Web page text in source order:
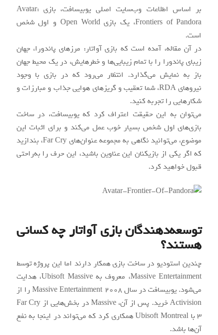
بر اساس اطلاعات وب‌سایت اصلی یوبیسافت، بازی Avatar:
Frontiers of Pandora، یک بازی Open World و اول شخص
است.
در آن مقاله، آمده است که بازی آواتار: مرزهای پاندورا، جهان
زیبای پاندورا را با تمام زیبایی‌ها و خطرهایش، در یک محیط جهان
باز به نمایش می‌گذارد. انتظار می‌رود که در بازی با وجود
نیروهای RDA، شما تعقیب و گریزهای هوایی جذاب و مبارزات و
شکارهایی را تجربه کنید.
می‌توان به این حقیقت اعتراف کرد که یوبیسافت، در ساخت
بازی‌های اول شخص بسیار خوب عمل می‌کند و برای اثبات این
موضوع، می‌توانید نگاهی به مجموعه عنوان‌های Far Cry، بندازید
که اگر یکی از بازیکنان این عناوین باشید، این حرف را به‌راحتی
قبول خواهید کرد.
توسعه‌دهندگان بازی آواتار چه کسانی
هستند؟
چندین استودیو در ساخت بازی همکار دارند اما این پروژه توسط
Massive Entertainment، معروف به Ubisoft Massive، هدایت
می‌شود. یوبیسافت در سال ۲۰۰۸ Massive Entertainment را از
Activision خرید. پس‌ از آن، Massive در بخش‌هایی از Far Cry
۳ با Ubisoft Montreal همکاری کرد که می‌تواند در اینجا به نفع
آن‌ها باشد.